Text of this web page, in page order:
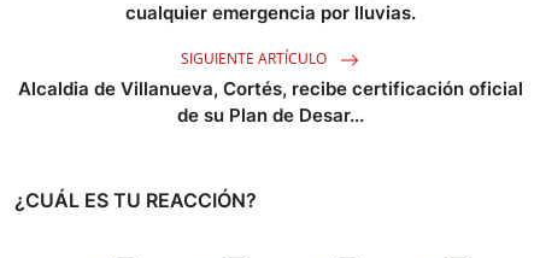
cualquier emergencia por lluvias.
SIGUIENTE ARTÍCULO
Alcaldia de Villanueva, Cortés, recibe certificación oficial
de su Plan de Desar...
¿CUÁL ES TU REACCIÓN?